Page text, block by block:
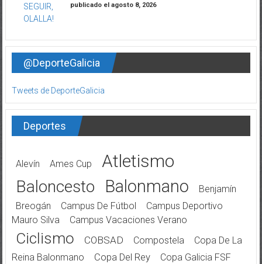
publicado el agosto 8, 2026
@DeporteGalicia
Tweets de DeporteGalicia
Deportes
Alevín Ames Cup Atletismo
Baloncesto Balonmano
Benjamín
Breogán
Campus De Fútbol
Campus Deportivo
Mauro Silva
Campus Vacaciones Verano
Ciclismo COBSAD Compostela
Copa De La
Reina Balonmano
Copa Del Rey
Copa Galicia FSF